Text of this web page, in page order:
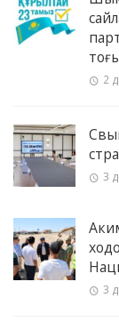
2
3
3